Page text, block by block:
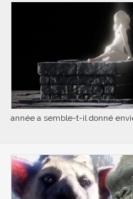
année a semble-t-il donné